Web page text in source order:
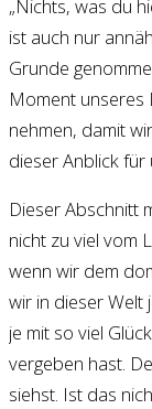
„Nichts, was du
ist auch nur
Grunde
Moment unseres
nehmen, damit
dieser Anblick
Dieser Abschnitt
nicht zu viel vom
wenn wir dem
wir in dieser Welt
je mit so viel
vergeben hast.
siehst. Ist das